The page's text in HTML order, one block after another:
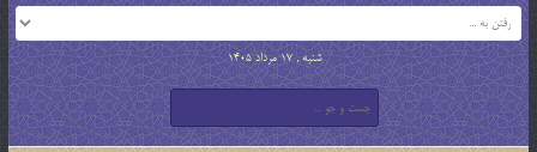
شنبه , 17 مرداد 1405